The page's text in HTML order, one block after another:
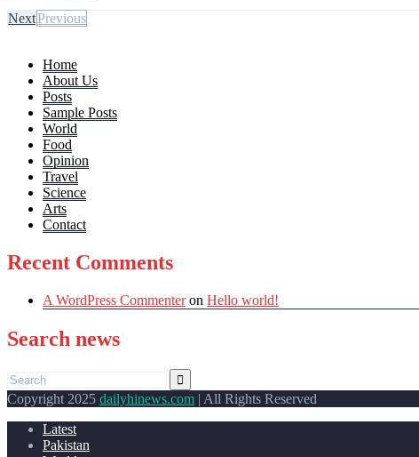
NextPrevious
Home
About Us
Posts
Sample Posts
World
Food
Opinion
Travel
Science
Arts
Contact
Recent Comments
A WordPress Commenteron Hello world!
Search news
Copyright 2025 dailyhinews.com | All Rights Reserved
Latest
Pakistan